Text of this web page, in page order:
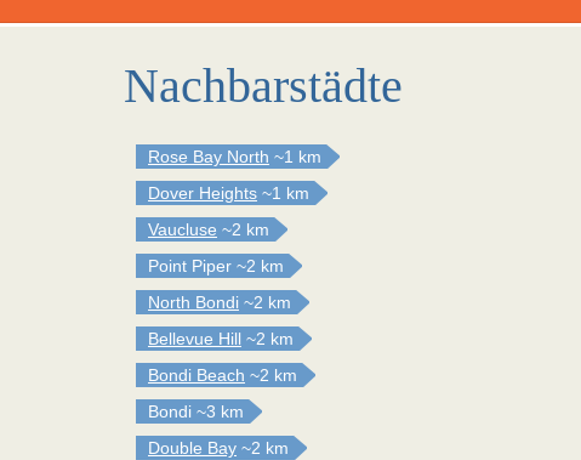
Nachbarstädte
Rose Bay North ~1 km
Dover Heights ~1 km
Vaucluse ~2 km
Point Piper ~2 km
North Bondi ~2 km
Bellevue Hill ~2 km
Bondi Beach ~2 km
Bondi ~3 km
Double Bay ~2 km